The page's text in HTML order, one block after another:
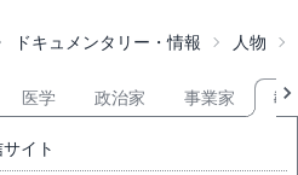
ドキュメンタリー・情報 人物
医学 政治家 事業家 教
イト